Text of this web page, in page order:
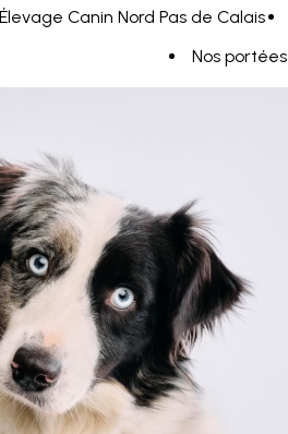
Élevage Canin Nord Pas de Calais
Nos portées